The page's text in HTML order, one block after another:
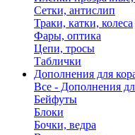
Сетки, антислип
Траки, катки, колеса
Фары, оптика
Цепи, тросы
Таблички
Дополнения для
Все - Дополнения
Бейфуты
Блоки
Бочки, ведра